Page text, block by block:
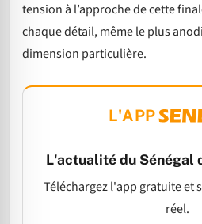
tension à l’approche de cette
chaque détail, même le plus
dimension particulière.
L'APP
L'actualité du Sénégal
Téléchargez l'app gratuite et
réel.